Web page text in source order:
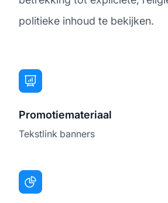
politieke inhoud te bekijken.
Promotiemateriaal
Tekstlink banners